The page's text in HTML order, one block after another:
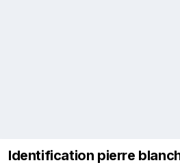
Identification pierre